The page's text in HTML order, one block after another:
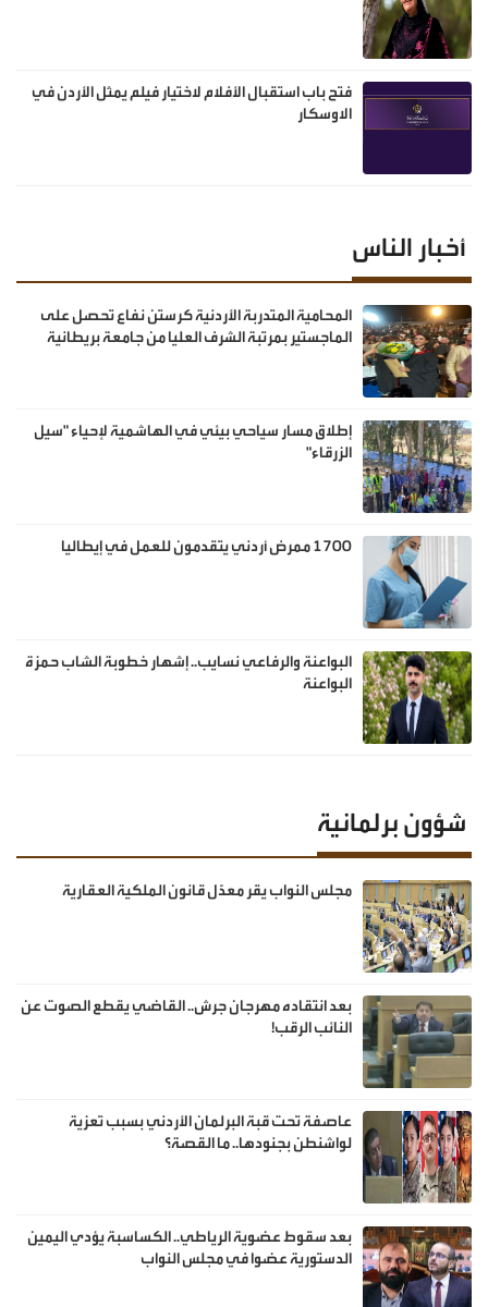
فتح باب استقبال الأفلام لاختيار فيلم يمثل الأردن في
الاوسكار
أخبار الناس
المحامية المتدربة الأردنية كرستن نفاع تحصل على
الماجستير بمرتبة الشرف العليا من جامعة بريطانية
إطلاق مسار سياحي بيئي في الهاشمية لإحياء "سيل
الزرقاء"
1700 ممرض أردني يتقدمون للعمل في إيطاليا
البواعنة والرفاعي نسايب.. إشهار خطوبة الشاب حمزة
البواعنة
شؤون برلمانية
مجلس النواب يقر معدّل قانون الملكية العقارية
بعد انتقاده مهرجان جرش.. القاضي يقطع الصوت عن
النائب الرقب!
عاصفة تحت قبة البرلمان الأردني بسبب تعزية
لواشنطن بجنودها.. ما القصة؟
بعد سقوط عضوية الرياطي.. الكساسبة يؤدي اليمين
الدستورية عضوا في مجلس النواب